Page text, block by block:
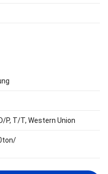
P, T/T, Western Union